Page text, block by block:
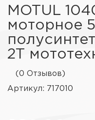
MOTUL
моторное
2Т
(0 Отзывов)
Артикул: 717010